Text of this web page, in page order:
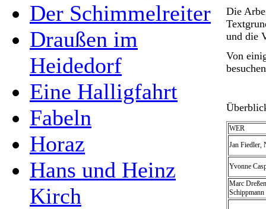
Der Schimmelreiter
Draußen im
Heidedorf
Eine Halligfahrt
Fabeln
Horaz
Hans und Heinz
Kirch
Die
und die
Von
WER
Jan Fiedler,
Yvonne
Marc
Schippmann